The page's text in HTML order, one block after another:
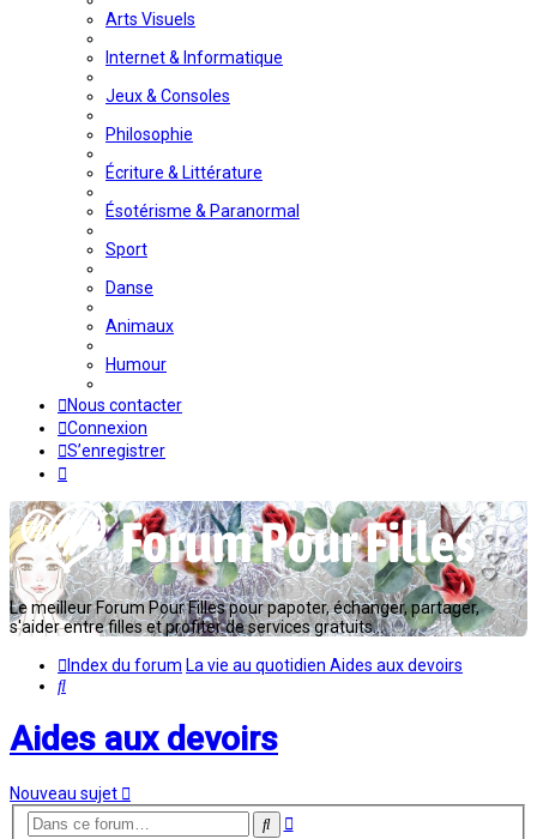
Arts Visuels
Internet & Informatique
Jeux & Consoles
Philosophie
Écriture & Littérature
Ésotérisme & Paranormal
Sport
Danse
Animaux
Humour
Nous contacter
Connexion
S’enregistrer
Le meilleur Forum Pour Filles pour papoter, échanger, partager,
s'aider entre filles et profiter de services gratuits...
Index du forum La vie au quotidien Aides aux devoirs
Rechercher
Aides aux devoirs
Nouveau sujet
Rechercher
Recherche